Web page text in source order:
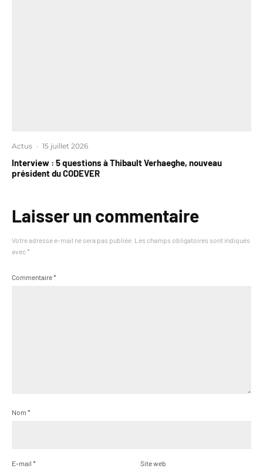
Actus · 15 juillet 2026
Interview : 5 questions à Thibault Verhaeghe, nouveau
président du CODEVER
Laisser un commentaire
Votre adresse e-mail ne sera pas publiée. Les champs obligatoires sont indiqués
avec *
Commentaire*
Nom *
E-mail * Site web